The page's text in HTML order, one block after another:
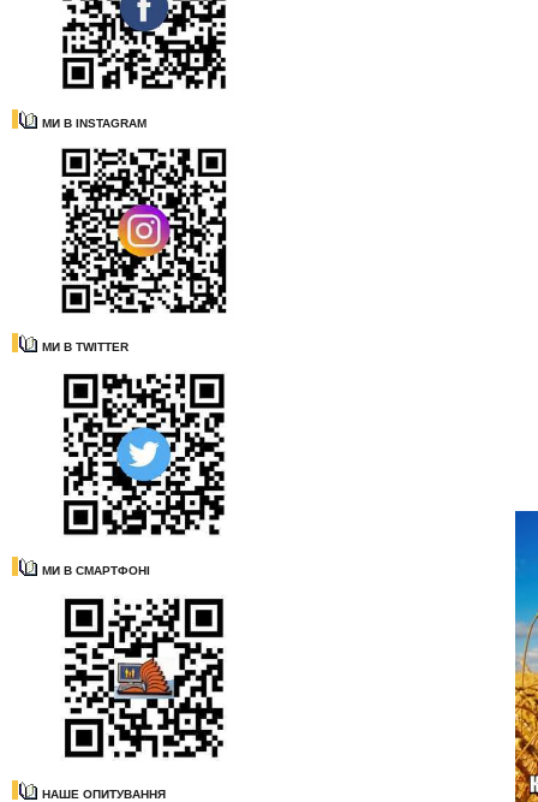
МИ В INSTAGRAM
МИ В TWITTER
МИ В СМАРТФОНІ
НАШЕ ОПИТУВАННЯ